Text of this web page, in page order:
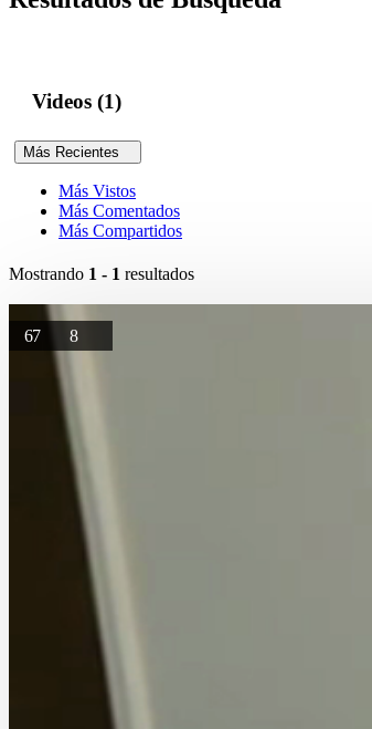
Videos (1)
Más Recientes
Más Vistos
Más Comentados
Más Compartidos
Mostrando 1 - 1 resultados
67 8